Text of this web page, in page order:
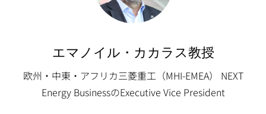
エマノイル・カカラス教授
欧州・中東・アフリカ三菱重工（MHI-EMEA） NEXT
Energy BusinessのExecutive Vice President